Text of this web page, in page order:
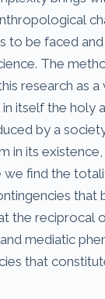
to be faced
The
research as a
itself the holy
by a
in its existence,
we find the
that
the reciprocal
mediatic
that